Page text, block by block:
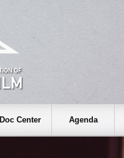
Doc Center Agenda